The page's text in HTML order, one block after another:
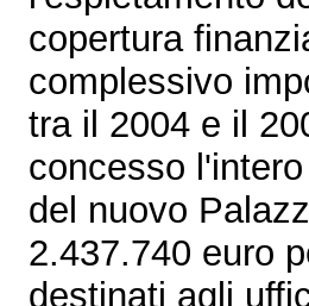
copertura
complessivo
tra il 2004 e il
concesso
del nuovo
2.437.740 euro
destinati agli